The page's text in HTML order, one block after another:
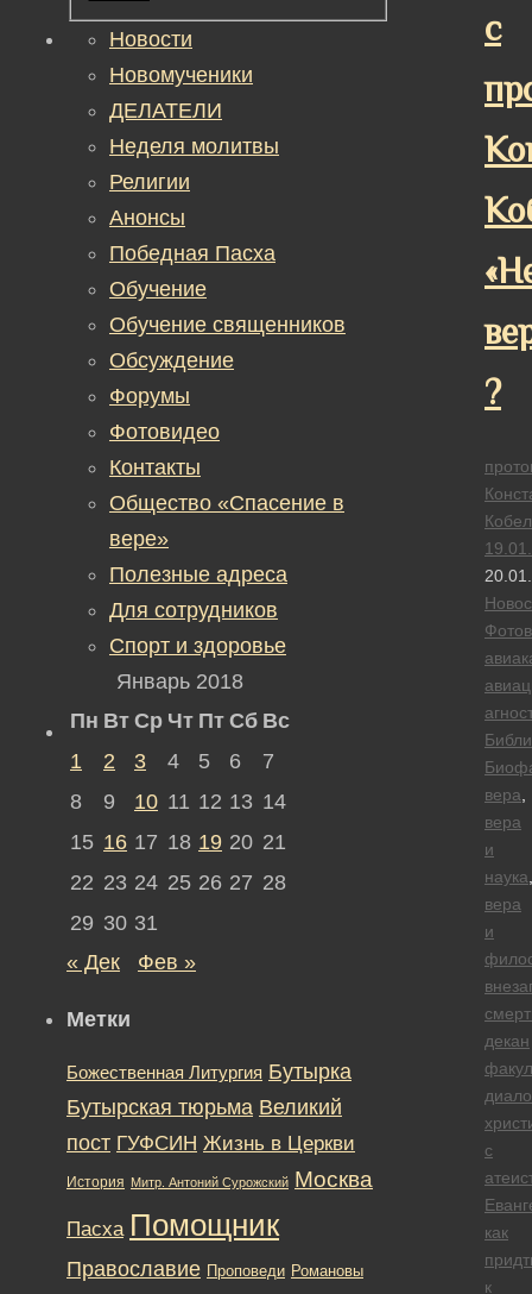
с
?
вера
вера
и
наука
вера
и
декан
с
как
к
Новости
Новомученики
ДЕЛАТЕЛИ
Неделя молитвы
Религии
Анонсы
Победная Пасха
Обучение
Обучение священников
Обсуждение
Форумы
Фотовидео
Контакты
Общество «Спасение в
вере»
Полезные адреса
Для сотрудников
Спорт и здоровье
Январь 2018
Пн Вт Ср Чт Пт Сб Вс
1
2 3 4 5 6
7
8
9 10 11 12 13 14
15 16 17 18 19 20 21
22 23 24 25 26 27 28
29 30 31
« Дек
Фев »
Метки
Божественная Литургия Бутырка
Бутырская тюрьма Великий
пост ГУФСИН Жизнь в Церкви
История Митр. Антоний Сурожский Москва
Пасха Помощник
Православие Проповеди Романовы